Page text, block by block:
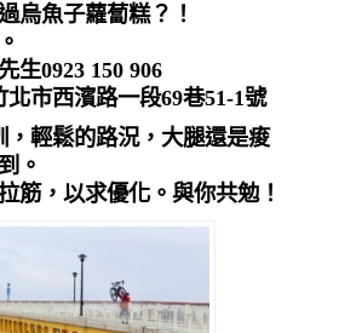
烏魚子蘿蔔糕？！
生0923 150 906
北市西濱路一段69巷51-1號
，輕鬆的路況，大腿還是痠
。
筋，以求優化。與你共勉！